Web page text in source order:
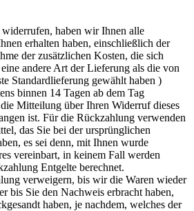
widerrufen, haben wir Ihnen alle
erhalten haben, einschließlich der
der zusätzlichen Kosten, die sich
eine andere Art der Lieferung als die von
Standardlieferung gewählt haben )
binnen 14 Tagen ab dem Tag
Mitteilung über Ihren Widerruf dieses
ist. Für die Rückzahlung verwenden
das Sie bei der ursprünglichen
es sei denn, mit Ihnen wurde
vereinbart, in keinem Fall werden
Entgelte berechnet.
verweigern, bis wir die Waren wieder
bis Sie den Nachweis erbracht haben,
haben, je nachdem, welches der